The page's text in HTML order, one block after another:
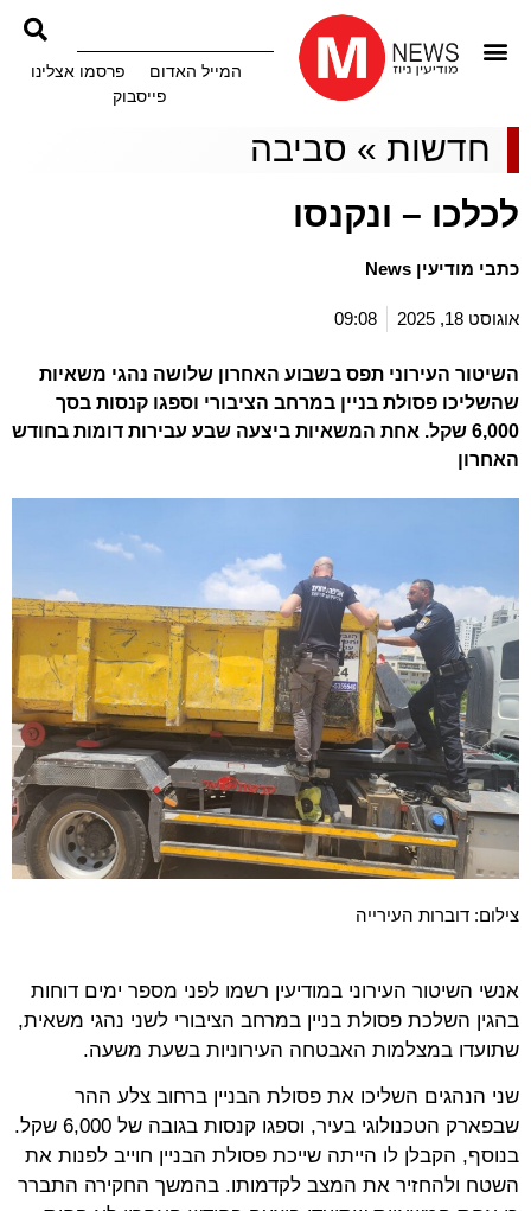
המייל האדום
פרסמו אצלינו
פייסבוק
חדשות» סביבה
לכלכו – ונקנסו
כתבי מודיעין News
אוגוסט 18, 2025 09:08
השיטור העירוני תפס בשבוע האחרון שלושה נהגי משאיות
שהשליכו פסולת בניין במרחב הציבורי וספגו קנסות בסך
6,000 שקל. אחת המשאיות ביצעה שבע עבירות דומות בחודש
האחרון
צילום: דוברות העירייה
אנשי השיטור העירוני במודיעין רשמו לפני מספר ימים דוחות
בהגין השלכת פסולת בניין במרחב הציבורי לשני נהגי משאית,
שתועדו במצלמות האבטחה העירוניות בשעת משעה.
שני הנהגים השליכו את פסולת הבניין ברחוב צלע ההר
שבפארק הטכנולוגי בעיר, וספגו קנסות בגובה של 6,000 שקל.
בנוסף, הקבלן לו הייתה שייכת פסולת הבניין חוייב לפנות את
השטח ולהחזיר את המצב לקדמותו. בהמשך החקירה התברר